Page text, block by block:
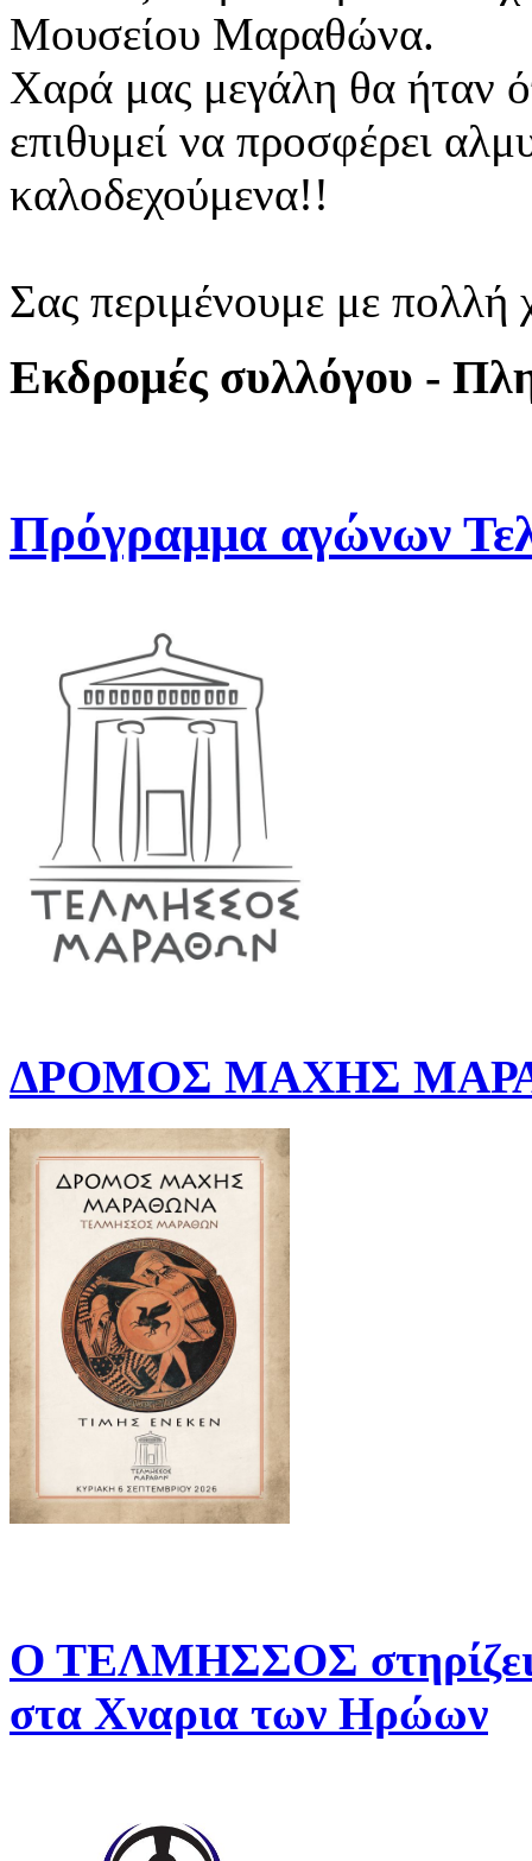
Μουσείου Μαραθώνα.
Χαρά μας μεγάλη θα ήταν
επιθυμεί να προσφέρει
καλοδεχούμενα!!
Σας περιμένουμε με πολλή
Εκδρομές συλλόγου -
Πρόγραμμα αγώνων
ΔΡΟΜΟΣ ΜΑΧΗΣ
Ο ΤΕΛΜΗΣΣΟΣ στηρίζει
στα Χναρια των Ηρώων